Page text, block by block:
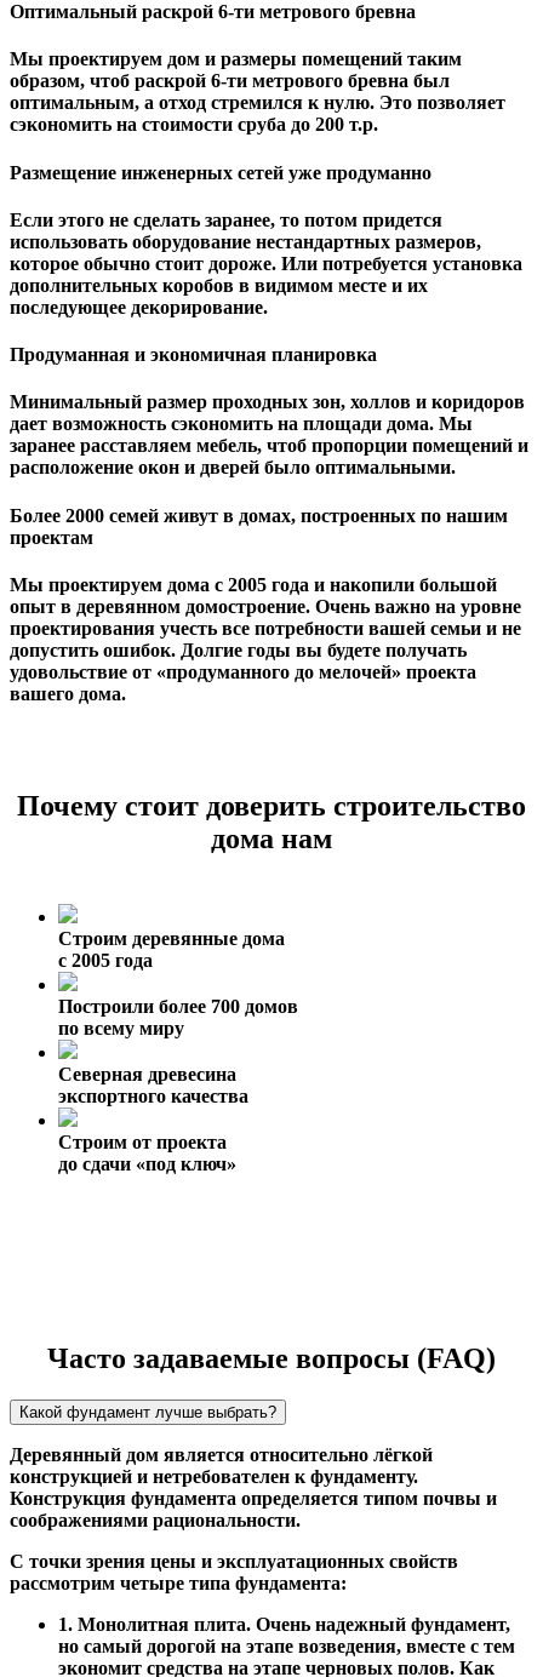
Оптимальный раскрой 6-ти метрового бревна
Мы проектируем дом и размеры помещений таким
образом, чтоб раскрой 6-ти метрового бревна был
оптимальным, а отход стремился к нулю. Это позволяет
сэкономить на стоимости сруба до 200 т.р.
Размещение инженерных сетей уже продуманно
Если этого не сделать заранее, то потом придется
использовать оборудование нестандартных размеров,
которое обычно стоит дороже. Или потребуется установка
дополнительных коробов в видимом месте и их
последующее декорирование.
Продуманная и экономичная планировка
Минимальный размер проходных зон, холлов и коридоров
дает возможность сэкономить на площади дома. Мы
заранее расставляем мебель, чтоб пропорции помещений и
расположение окон и дверей было оптимальными.
Более 2000 семей живут в домах, построенных по нашим
проектам
Мы проектируем дома с 2005 года и накопили большой
опыт в деревянном домостроение. Очень важно на уровне
проектирования учесть все потребности вашей семьи и не
допустить ошибок. Долгие годы вы будете получать
удовольствие от «продуманного до мелочей» проекта
вашего дома.
Почему стоит доверить строительство
дома нам
Строим деревянные дома
с 2005 года
Построили более 700 домов
по всему миру
Северная древесина
экспортного качества
Строим от проекта
до сдачи «под ключ»
Часто задаваемые вопросы (FAQ)
Какой фундамент лучше выбрать?
Деревянный дом является относительно лёгкой
конструкцией и нетребователен к фундаменту.
Конструкция фундамента определяется типом почвы и
соображениями рациональности.
С точки зрения цены и эксплуатационных свойств
рассмотрим четыре типа фундамента:
1. Монолитная плита. Очень надежный фундамент,
но самый дорогой на этапе возведения, вместе с тем
экономит средства на этапе черновых полов. Как